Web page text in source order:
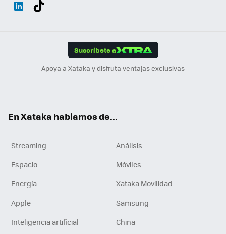
Suscríbete a
Apoya a Xataka y disfruta ventajas exclusivas
En Xataka hablamos de...
Streaming
Análisis
Espacio
Móviles
Energía
Xataka Movilidad
Apple
Samsung
Inteligencia artificial
China